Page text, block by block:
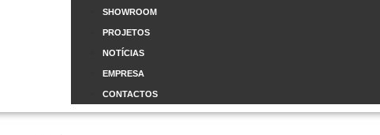
SHOWROOM
PROJETOS
NOTÍCIAS
EMPRESA
CONTACTOS